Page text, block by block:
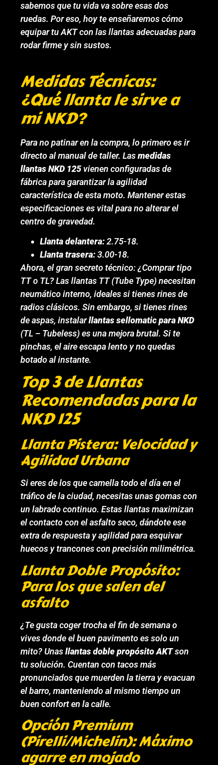
sabemos que tu vida va sobre esas dos
ruedas. Por eso, hoy te enseñaremos cómo
equipar tu AKT con las llantas adecuadas para
rodar firme y sin sustos.
Medidas Técnicas:
¿Qué llanta le sirve a
mi NKD?
Para no patinar en la compra, lo primero es ir
directo al manual de taller. Lasmedidas
llantas NKD 125 vienen configuradas de
fábrica para garantizar la agilidad
característica de esta moto. Mantener estas
especificaciones es vital para no alterar el
centro de gravedad.
Llanta delantera:2.75-18.
Llanta trasera:3.00-18.
Ahora, el gran secreto técnico: ¿Comprar tipo
TT o TL? Las llantas TT (Tube Type) necesitan
neumático interno, ideales si tienes rines de
radios clásicos. Sin embargo, si tienes rines
de aspas, instalarllantas sellomatic para NKD
(TL – Tubeless) es una mejora brutal. Si te
pinchas, el aire escapa lento y no quedas
botado al instante.
Top 3 de Llantas
Recomendadas para la
NKD 125
Llanta Pistera: Velocidad y
Agilidad Urbana
Si eres de los que camella todo el día en el
tráfico de la ciudad, necesitas unas gomas con
un labrado continuo. Estas llantas maximizan
el contacto con el asfalto seco, dándote ese
extra de respuesta y agilidad para esquivar
huecos y trancones con precisión milimétrica.
Llanta Doble Propósito:
Para los que salen del
asfalto
¿Te gusta coger trocha el fin de semana o
vives donde el buen pavimento es solo un
mito? Unasllantas doble propósito AKTson
tu solución. Cuentan con tacos más
pronunciados que muerden la tierra y evacuan
el barro, manteniendo al mismo tiempo un
buen confort en la calle.
Opción Premium
(Pirelli/Michelin): Máximo
agarre en mojado